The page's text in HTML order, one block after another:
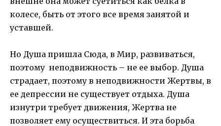
колесе, быть от этого все время занятой и
уставшей.
Но Душа пришла Сюда, в Мир, развиваться,
поэтому неподвижность – не ее выбор. Душа
страдает, поэтому в неподвижности Жертвы, в
ее депрессии не существует отдыха. Душа
изнутри требует движения, Жертва не
позволяет ему осуществиться. И эта борьба